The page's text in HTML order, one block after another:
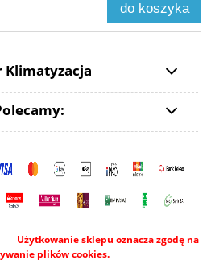
do koszyka
Klimatyzacja
Użytkowanie sklepu oznacza zgodę na
plików cookies.